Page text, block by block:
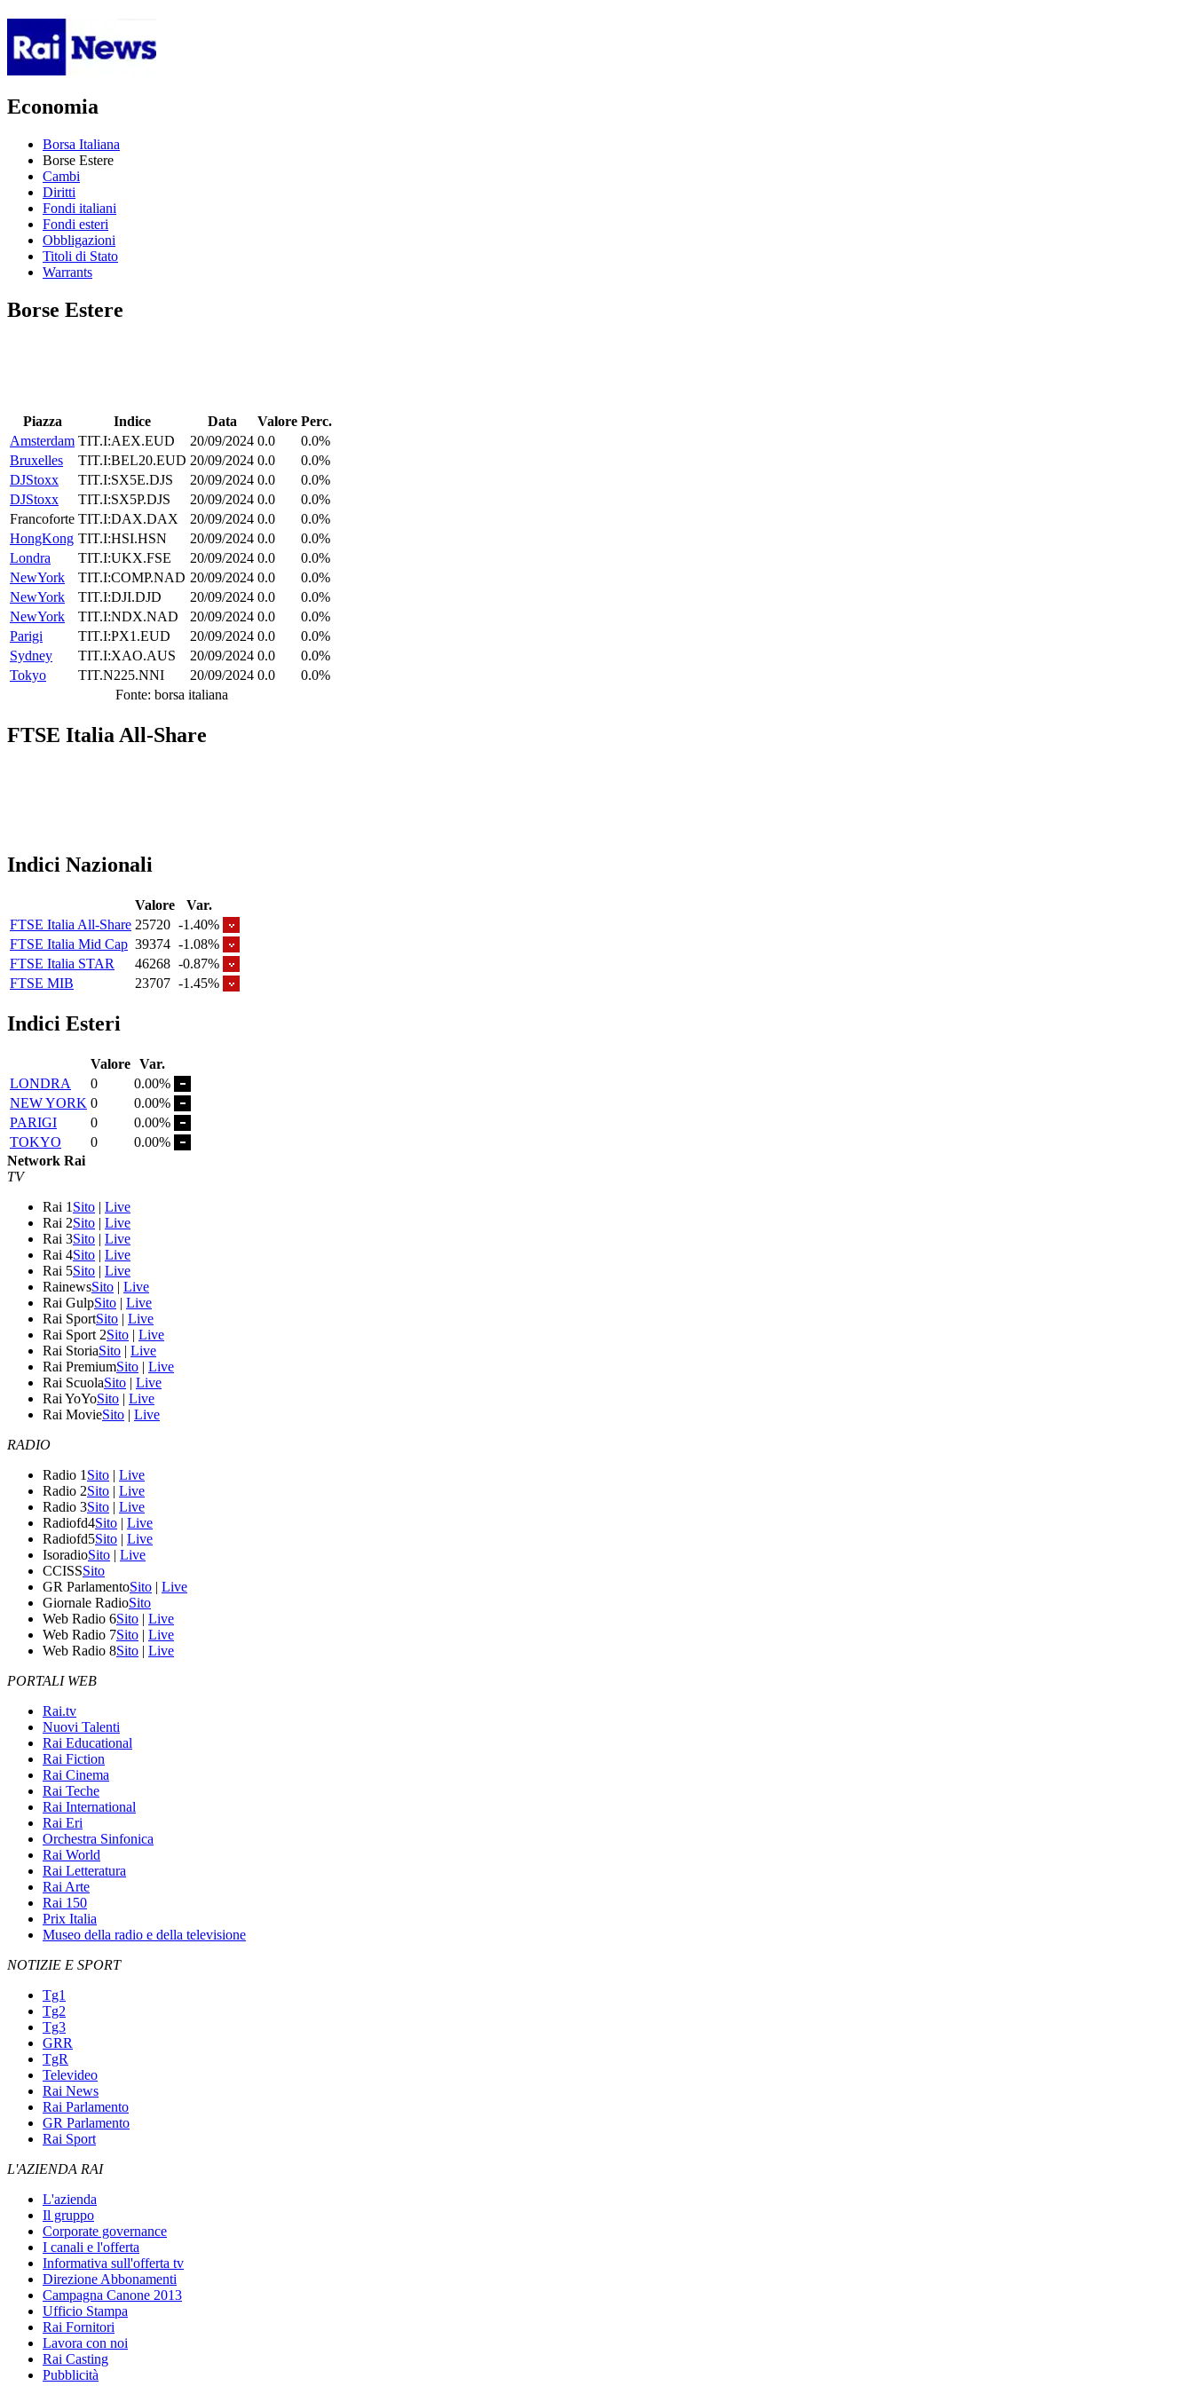
Economia
Borsa Italiana
Borse Estere
Cambi
Diritti
Fondi italiani
Fondi esteri
Obbligazioni
Titoli di Stato
Warrants
Borse Estere
Piazza Indice Data Valore Perc.
Amsterdam TIT.I:AEX.EUD 20/09/2024 0.0
0.0%
Bruxelles
TIT.I:BEL20.EUD 20/09/2024 0.0
0.0%
DJStoxx
TIT.I:SX5E.DJS 20/09/2024 0.0
0.0%
DJStoxx
TIT.I:SX5P.DJS 20/09/2024 0.0
0.0%
Francoforte TIT.I:DAX.DAX 20/09/2024 0.0
0.0%
HongKong TIT.I:HSI.HSN 20/09/2024 0.0
0.0%
Londra
TIT.I:UKX.FSE 20/09/2024 0.0
0.0%
NewYork
TIT.I:COMP.NAD 20/09/2024 0.0
0.0%
NewYork
TIT.I:DJI.DJD 20/09/2024 0.0
0.0%
NewYork
TIT.I:NDX.NAD 20/09/2024 0.0
0.0%
Parigi
TIT.I:PX1.EUD 20/09/2024 0.0
0.0%
Sydney
TIT.I:XAO.AUS 20/09/2024 0.0
0.0%
Tokyo
TIT.N225.NNI 20/09/2024 0.0
0.0%
Fonte: borsa italiana
FTSE Italia All-Share
Indici Nazionali
Valore
Var.
FTSE Italia All-Share 25720 -1.40%
FTSE Italia Mid Cap 39374 -1.08%
FTSE Italia STAR
46268 -0.87%
FTSE MIB
23707 -1.45%
Indici Esteri
Valore Var.
LONDRA
0
0.00%
NEW YORK 0
0.00%
PARIGI
0
0.00%
TOKYO
0
0.00%
Network Rai
TV
Rai 1 Sito | Live
Rai 2Sito | Live
Rai 3Sito | Live
Rai 4Sito | Live
Rai 5Sito | Live
RainewsSito | Live
Rai GulpSito | Live
Rai SportSito | Live
Rai Sport 2Sito | Live
Rai StoriaSito | Live
Rai PremiumSito | Live
Rai ScuolaSito | Live
Rai YoYoSito | Live
Rai MovieSito | Live
RADIO
Radio 1 Sito | Live
Radio 2Sito | Live
Radio 3Sito | Live
Radiofd4Sito | Live
Radiofd5Sito | Live
IsoradioSito | Live
CCISSSito
GR ParlamentoSito | Live
Giornale RadioSito
Web Radio 6Sito | Live
Web Radio 7Sito | Live
Web Radio 8Sito | Live
PORTALI WEB
Rai.tv
Nuovi Talenti
Rai Educational
Rai Fiction
Rai Cinema
Rai Teche
Rai International
Rai Eri
Orchestra Sinfonica
Rai World
Rai Letteratura
Rai Arte
Rai 150
Prix Italia
Museo della radio e della televisione
NOTIZIE E SPORT
Tg1
Tg2
Tg3
GRR
TgR
Televideo
Rai News
Rai Parlamento
GR Parlamento
Rai Sport
L'AZIENDA RAI
L'azienda
Il gruppo
Corporate governance
I canali e l'offerta
Informativa sull'offerta tv
Direzione Abbonamenti
Campagna Canone 2013
Ufficio Stampa
Rai Fornitori
Lavora con noi
Rai Casting
Pubblicità